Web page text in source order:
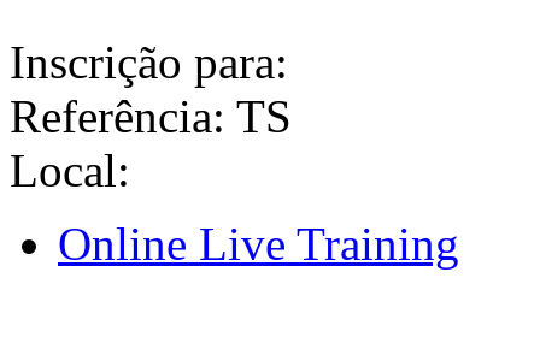
Inscrição para:
Referência: TS
Local:
Online Live Training